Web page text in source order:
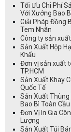
Tối Ưu Chi Phí
Với Xưởng Bao
Giải Pháp Đồng
Tem Nhãn
Công ty sản
Sản Xuất Hộp
Khẩu
Đơn vị sản xuất
TP.HCM
Sản Xuất Khay
Quốc Tế
Sản Xuất Thùng
Bao Bì Toàn Cầu
Đơn Vị In Gia
Lượng
Sản Xuất Túi